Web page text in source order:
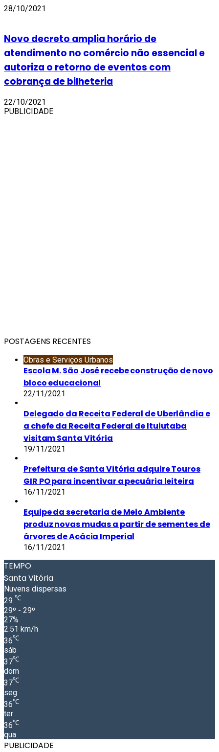
28/10/2021
Novo decreto amplia horário de
atendimento no comércio não essencial e
autoriza o retorno de eventos com
cobrança de bilheteria
22/10/2021
PUBLICIDADE
POSTAGENS RECENTES
Obras e Serviços Urbanos
Escola M. São José recebe construção de novo
bloco educacional
22/11/2021
Delegado da Receita Federal de Uberlândia e
a chefe da Receita Federal de Ituiutaba
visitam Santa Vitória
19/11/2021
Prefeitura de Santa Vitória adquire Touros
GIR PO para incentivar a pecuária leiteira
16/11/2021
Equipe da secretaria de Meio Ambiente
produz novas mudas a partir de sementes de
árvores de Acácia Imperial
16/11/2021
TEMPO
Santa Vitória
Nuvens dispersas
29 ℃
29º - 29º
27%
2.51 km/h
36℃
sáb
37℃
dom
37℃
seg
36℃
ter
36℃
qua
PUBLICIDADE